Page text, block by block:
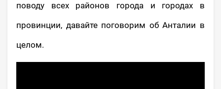
поводу всех районов города и городах в
провинции, давайте поговорим об Анталии в
целом.